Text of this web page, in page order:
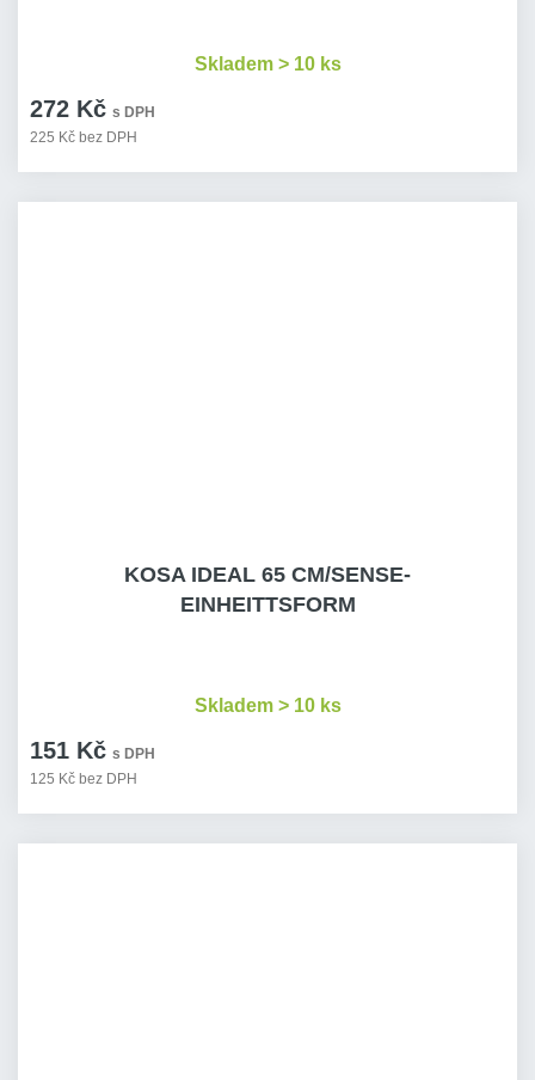
272 Kč s DPH
225 Kč bez DPH
Skladem > 10 ks
KOSA IDEAL 65 CM/SENSE-
EINHEITTSFORM
151 Kč s DPH
125 Kč bez DPH
Skladem > 10 ks